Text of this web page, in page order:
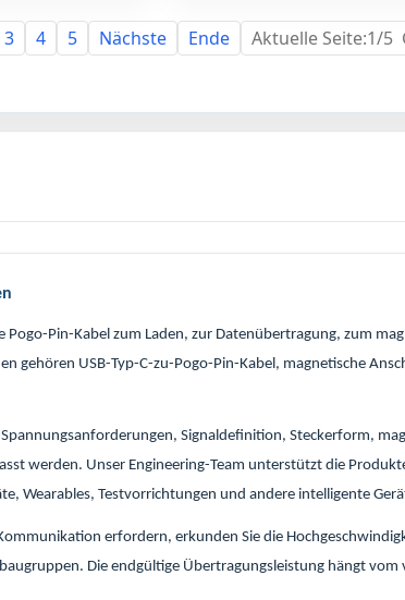
3 4 5 Nächste Ende Aktuelle Seite:1/5
Pin-Kabel zum Laden, zur Datenübertragung, zum
gehören USB-Typ-C-zu-Pogo-Pin-Kabel, magnetische
Signaldefinition, Steckerform,
werden. Unser Engineering-Team unterstützt die
Wearables, Testvorrichtungen und andere intelligente
erfordern, erkunden Sie die
Die endgültige Übertragungsleistung hängt vom